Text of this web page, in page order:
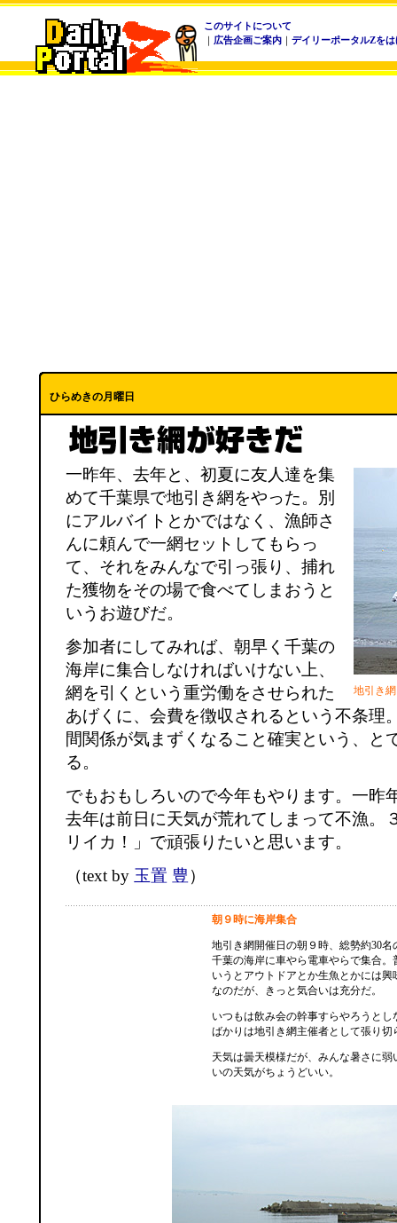
このサイトについて
｜ 広告企画ご案内 ｜ デイリーポータルZを
ひらめきの月曜日
地引き
一昨年、去年と、初夏に友人達を集
めて千葉県で地引き網をやった。別
にアルバイトとかではなく、漁師さ
んに頼んで一網セットしてもらっ
て、それをみんなで引っ張り、捕れ
た獲物をその場で食べてしまおうと
いうお遊びだ。
参加者にしてみれば、朝早く千葉の
海岸に集合しなければいけない上、
網を引くという重労働をさせられた
あげくに、会費を徴収されるという不条理
間関係が気まずくなること確実という、と
る。
でもおもしろいので今年もやります。一昨
去年は前日に天気が荒れてしまって不漁。
リイカ！」で頑張りたいと思います。
（text by 玉置 豊 ）
朝９時に海岸集合
地引き網開催日の朝９時、総勢約30名
千葉の海岸に車やら電車やらで集合。
いうとアウトドアとか生魚とかには興
なのだが、きっと気合いは充分だ。
いつもは飲み会の幹事すらやろうとし
ばかりは地引き網主催者として張り切
天気は曇天模様だが、みんな暑さに弱
いの天気がちょうどいい。